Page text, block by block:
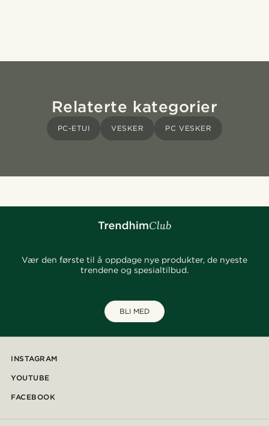
Relaterte kategorier
PC-ETUI VESKER PC VESKER
Vær den første til å oppdage nye produkter, de nyeste
trendene og spesialtilbud.
BLI MED
INSTAGRAM
YOUTUBE
FACEBOOK